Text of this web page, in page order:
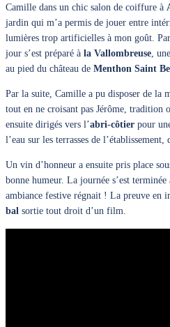
Camille dans un chic salon de coiffure à
jardin qui m’a permis de jouer entre
lumières trop artificielles à mon goût.
jour s’est préparé à la Vallombreuse ,
au pied du château de Menthon Saint
Par la suite, Camille a pu disposer de la
tout en ne croisant pas Jérôme, tradition
ensuite dirigés vers l’abri-côtier pour
l’eau sur les terrasses de
Un vin d’honneur a ensuite pris place
bonne humeur. La journée s’est
ambiance festive régnait ! La preuve en
bal sortie tout droit d’un film.